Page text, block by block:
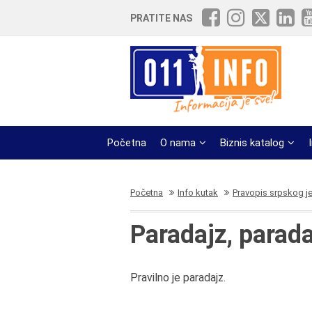
PRATITE NAS
Početna O nama Biznis katalog
Početna Info kutak Pravopis srpskog
Paradajz,
Pravilno je paradajz.